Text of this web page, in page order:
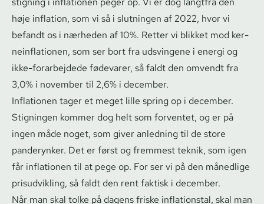
høje inflation, som vi så i slutningen af 2022, hvor vi
befandt os i nærheden af 10%. Retter vi blikket mod ker­
ne­in­f­la­tio­nen, som ser bort fra udsvingene i energi og
ikke-forarbejdede fødevarer, så faldt den omvendt fra
3,0% i november til 2,6% i december.
Inflationen tager et meget lille spring op i december.
Stigningen kommer dog helt som forventet, og er på
ingen måde noget, som giver anledning til de store
panderynker. Det er først og fremmest teknik, som igen
får inflationen til at pege op. For ser vi på den månedlige
prisudvikling, så faldt den rent faktisk i december.
Når man skal tolke på dagens friske inflationstal, skal man